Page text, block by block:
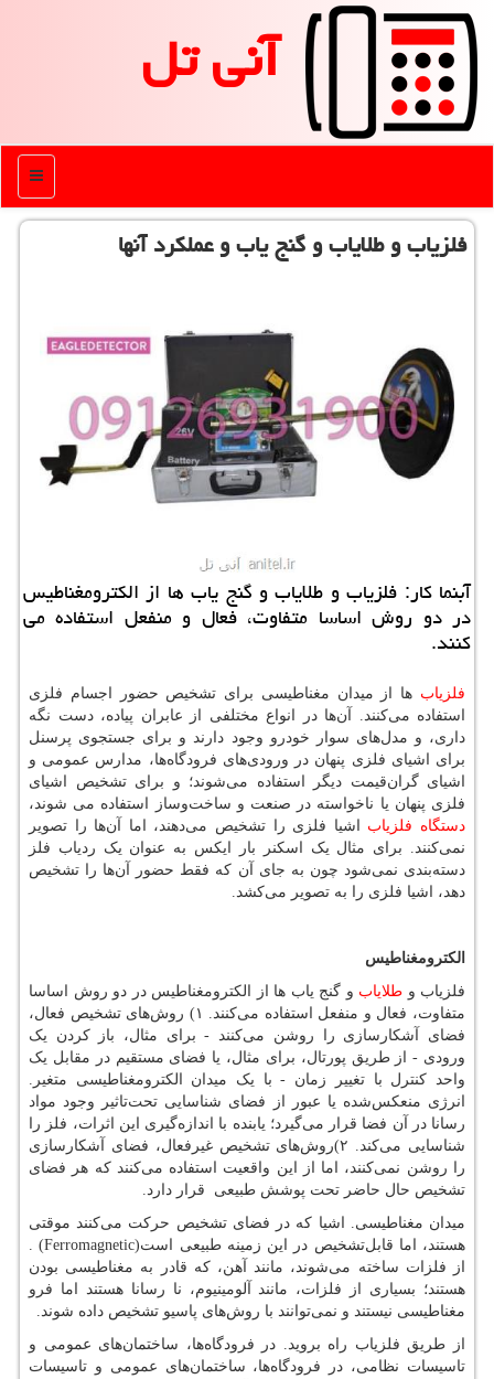
آنی تل
منو
فلزیاب و طلایاب و گنج یاب و عملكرد آنها
آبنما كار: فلزیاب و طلایاب و گنج یاب ها از الكترومغناطیس
در دو روش اساسا متفاوت، فعال و منفعل استفاده می
كنند.
فلزیاب ها از میدان مغناطیسی برای تشخیص حضور اجسام فلزی
استفاده می‌کنند. آن‌ها در انواع مختلفی از عابران پیاده، دست نگه
داری، و مدل‌های سوار خودرو وجود دارند و برای جستجوی پرسنل
برای اشیای فلزی پنهان در ورودی‌های فرودگاه‌ها، مدارس عمومی و
اشیای گران‌قیمت دیگر استفاده می‌شوند؛ و برای تشخیص اشیای
فلزی پنهان یا ناخواسته در صنعت و ساخت‌وساز استفاده می شوند،
دستگاه فلزیاب اشیا فلزی را تشخیص می‌دهند، اما آن‌ها را تصویر
نمی‌کنند. برای مثال یک اسکنر بار ایکس به عنوان یک ردیاب فلز
دسته‌بندی نمی‌شود چون به جای آن که فقط حضور آن‌ها را تشخیص
دهد، اشیا فلزی را به تصویر می‌کشد.
الکترومغناطیس
فلزیاب و طلایاب و گنج یاب ها از الکترومغناطیس در دو روش اساسا
متفاوت، فعال و منفعل استفاده می‌کنند. ۱) روش‌های تشخیص فعال،
فضای آشکارسازی را روشن می‌کنند - برای مثال، باز کردن یک
ورودی - از طریق پورتال، برای مثال، یا فضای مستقیم در مقابل یک
واحد کنترل با تغییر زمان - با یک میدان الکترومغناطیسی متغیر.
انرژی منعکس‌شده یا عبور از فضای شناسایی تحت‌تاثیر وجود مواد
رسانا در آن فضا قرار می‌گیرد؛ یابنده با اندازه‌گیری این اثرات، فلز را
شناسایی می‌کند. ۲)روش‌های تشخیص غیرفعال، فضای آشکارسازی
را روشن نمی‌کنند، اما از این واقعیت استفاده می‌کنند که هر فضای
تشخیص حال حاضر تحت پوشش طبیعی قرار دارد.
میدان مغناطیسی. اشیا که در فضای تشخیص حرکت می‌کنند موقتی
هستند، اما قابل‌تشخیص در این زمینه طبیعی است. (Ferromagnetic)
از فلزات ساخته می‌شوند، مانند آهن، که قادر به مغناطیسی بودن
هستند؛ بسیاری از فلزات، مانند آلومینیوم، نا رسانا هستند اما فرو
مغناطیسی نیستند و نمی‌توانند با روش‌های پاسیو تشخیص داده شوند.
از طریق فلزیاب راه بروید. در فرودگاه‌ها، ساختمان‌های عمومی و
تاسیسات نظامی، در فرودگاه‌ها، ساختمان‌های عمومی و تاسیسات